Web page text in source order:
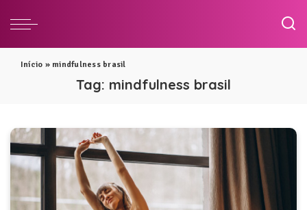
Início » mindfulness brasil
Tag: mindfulness brasil